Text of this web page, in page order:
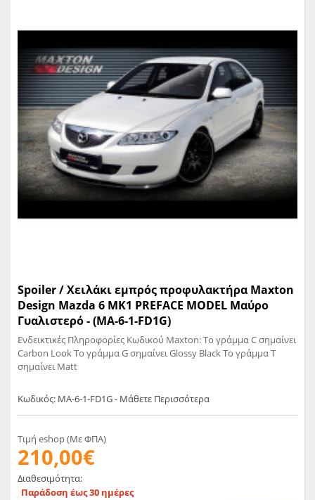
Spoiler / Χειλάκι εμπρός προφυλακτήρα Maxton
Design Mazda 6 MK1 PREFACE MODEL Μαύρο
Γυαλιστερό - (MA-6-1-FD1G)
Ενδεικτικές Πληροφορίες Κωδικού Maxton: Το γράμμα C σημαίνει
Carbon Look Το γράμμα G σημαίνει Glossy Black Το γράμμα T
σημαίνει Matt
Κωδικός: MA-6-1-FD1G - Μάθετε Περισσότερα
Τιμή eshop (Με ΦΠΑ)
210,00€
Διαθεσιμότητα:
Παράδοση έως 30 ημέρες